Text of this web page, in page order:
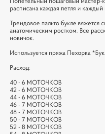
расписана каждая петля и каждый
Трендовое пальто букле вяжется
анатомическим ростком. Все
новичок.
Используется пряжа Пехорка
Расход:
40 - 6 МОТОЧКОВ
42 - 6 МОТОЧКОВ
44 - 6 МОТОЧКОВ
46 - 7 МОТОЧКОВ
48 - 7 МОТОЧКОВ
50 - 7 МОТОЧКОВ
52 - 8 МОТОЧКОВ